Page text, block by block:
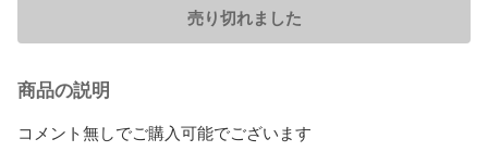
売り切れました
商品の説明
コメント無しでご購入可能でございます